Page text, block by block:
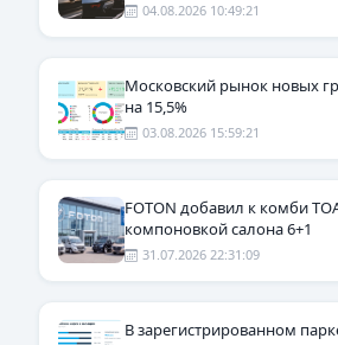
04.08.2026 10:49:21
Московский рынок новых
на 15,5%
03.08.2026 15:59:21
FOTON добавил к комби
компоновкой салона 6+1
31.07.2026 22:31:09
В зарегистрированном